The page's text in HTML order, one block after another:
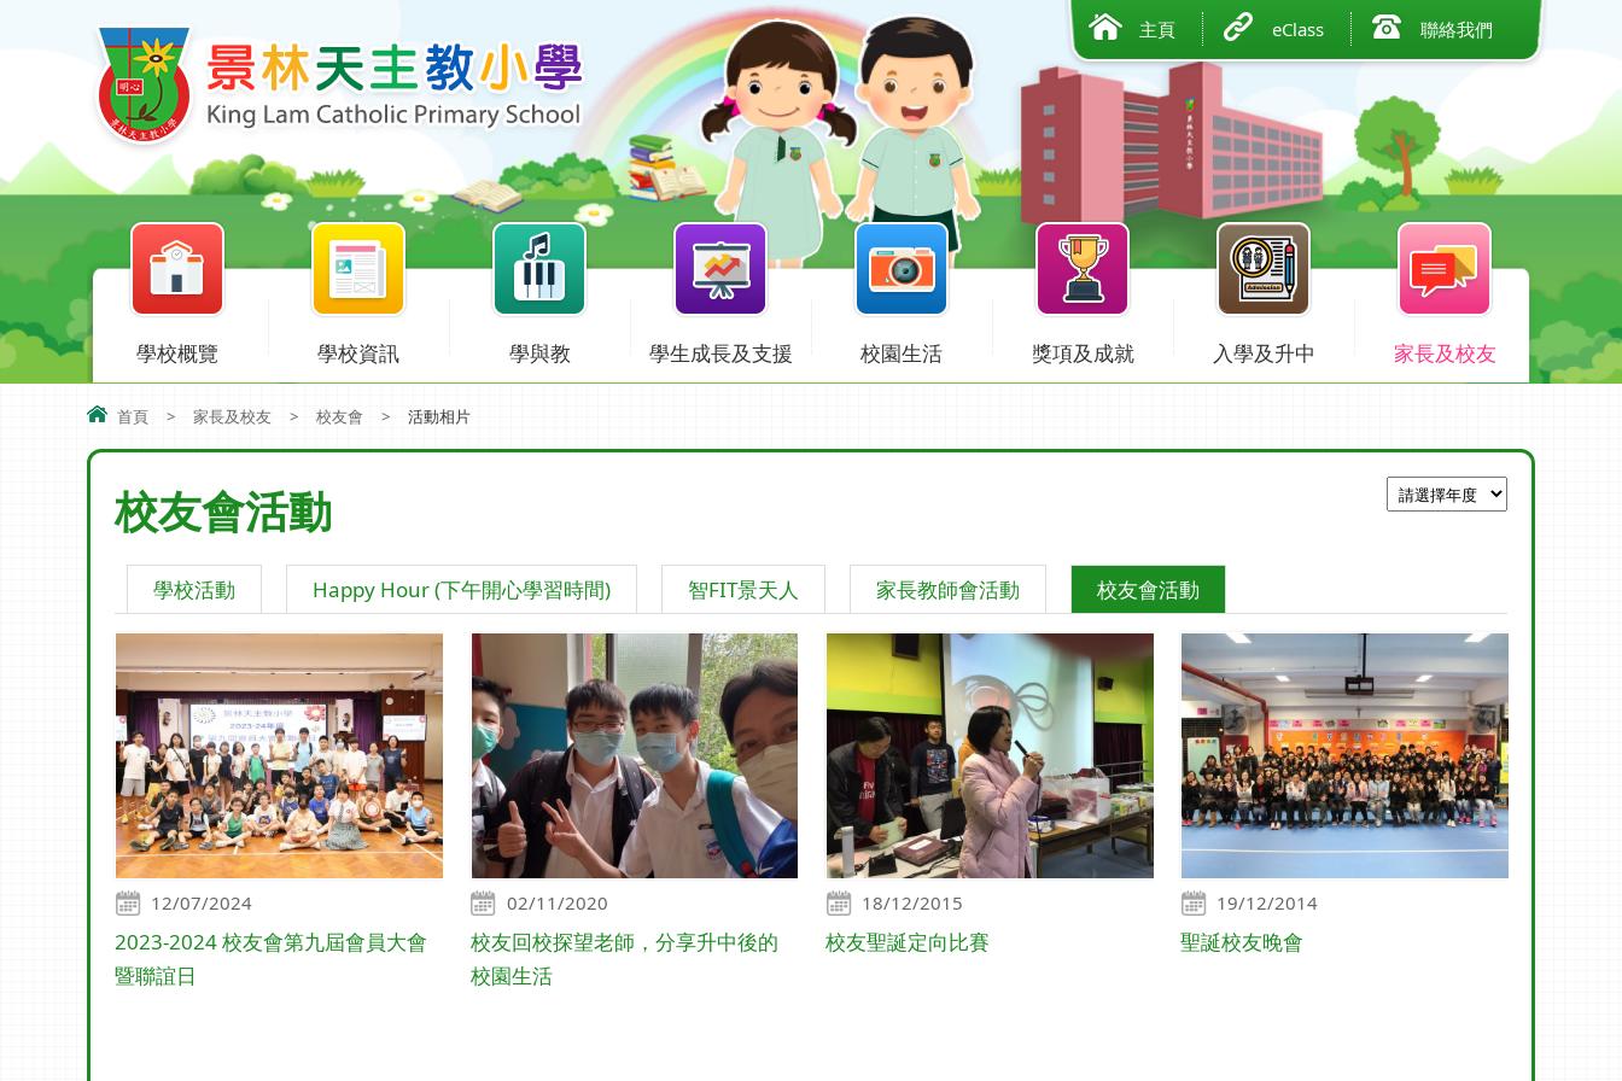
主頁 eClass 聯絡我們
學校概覽 學校資訊 學與教 學生成長及支援 校園生活 獎項及成就 入學及升中 家長及校友
首頁 > 家長及校友 > 校友會 > 活動相片
校友會活動
學校活動 Happy Hour (下午開心學習時間) 智FIT景天人 家長教師會活動 校友會活動
12/07/2024
2023-2024 校友會第九屆會員大會
暨聯誼日
02/11/2020
校友回校探望老師，分享升中後的
校園生活
18/12/2015
校友聖誕定向比賽
19/12/2014
聖誕校友晚會